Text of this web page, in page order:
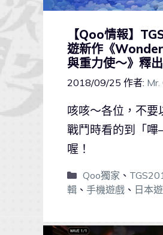
【Qoo情報】
遊新作《
與重力使～》釋
2018/09/25 作者: Mr.
咳咳～各位，不要
戰鬥時看的到「
喔！
Qoo獨家 、
輯 、 手機遊戲 、 日本